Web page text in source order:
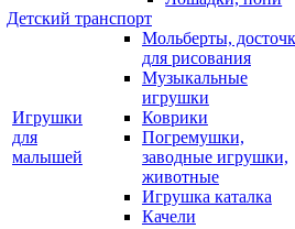
Детский транспорт
Игрушки
для
малышей
Мольберты,
для рисования
Музыкальные
игрушки
Коврики
Погремушки,
заводные игрушки,
животные
Игрушка каталка
Качели